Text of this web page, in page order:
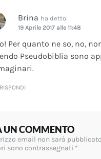
Brina ha detto:
19 Aprile 2017 alle 11:48
Per quanto ne so, no,
Pseudobiblia sono
RISPONDI
UN COMMENTO
email non sarà
sono contrassegnati *